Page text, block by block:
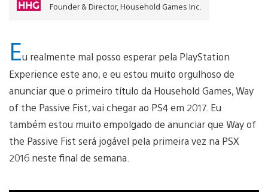
Vídeo
Founder & Director, Household Games Inc.
Eu realmente mal posso esperar pela PlayStation
Experience este ano, e eu estou muito orgulhoso de
anunciar que o primeiro título da Household Games, Way
of the Passive Fist, vai chegar ao PS4 em 2017. Eu
também estou muito empolgado de anunciar que Way of
the Passive Fist será jogável pela primeira vez na PSX
2016 neste final de semana.